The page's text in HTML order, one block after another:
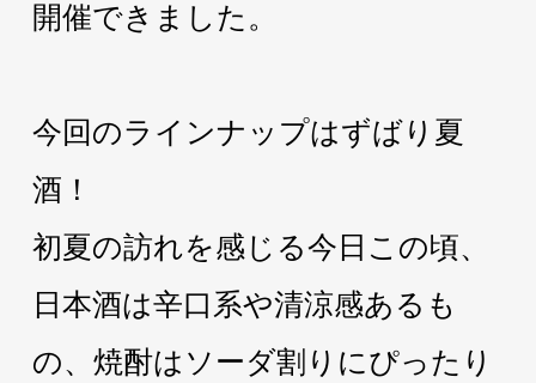
開催できました。
今回のラインナップはずばり夏
酒！
初夏の訪れを感じる今日この頃、
日本酒は辛口系や清涼感あるも
の、焼酎はソーダ割りにぴったり